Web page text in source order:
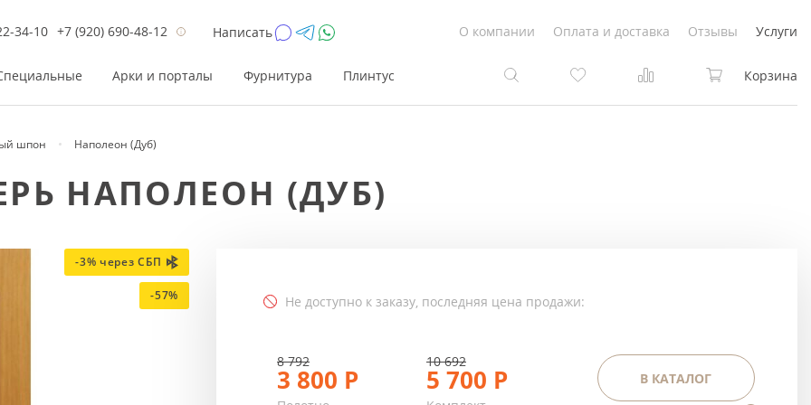
34-10 +7 (920) 690-48-12 Написать О компании Оплата и доставка Отзывы Услуги
до 26 200 Р
от 42 000Р
Темный
до 17 800 Р
от 33 300Р
Коричневые
Арки и порталы Фурнитура Плинтус Корзина
шпон Наполеон (Дуб)
НАПОЛЕОН (ДУБ)
-3% через СБП
-57% Не доступно к заказу, последняя цена продажи:
3 800 Р
8 792
5 700 Р
10 692
В КАТАЛОГ